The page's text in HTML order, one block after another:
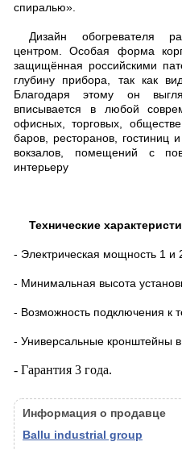
спиралью».
Дизайн обогревателя
центром. Особая форма
защищённая российскими
глубину прибора, так как
Благодаря этому он
вписывается в любой
офисных, торговых,
баров, ресторанов, гостиниц
вокзалов, помещений с
интерьеру
Технические
- Электрическая мощность 1 и
- Минимальная высота
- Возможность подключения к
- Универсальные кронштейны в
- Гарантия 3 года.
Информация о продавце
Ballu industrial group